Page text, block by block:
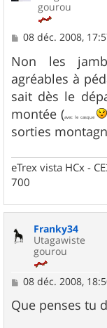
gourou
M
s
s
a
g
e
08 déc. 2008,
Non les
agréables à
sait dès le
montée (avec le casque
sorties
eTrex vista HCx -
700
Franky34
Utagawiste
gourou
M
s
s
08 déc. 2008,
Que penses tu